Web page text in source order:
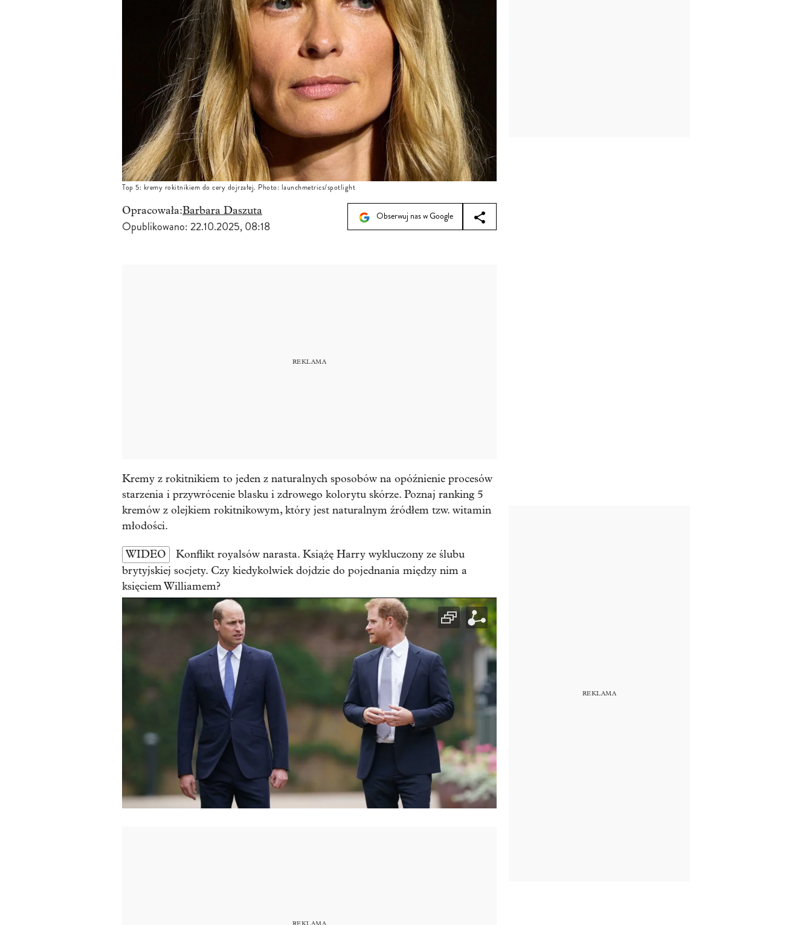
Top 5: kremy rokitnikiem do cery dojrzałej. Photo: launchmetrics/spotlight
Opracowała:Barbara Daszuta
Opublikowano:22.10.2025, 08:18
Obserwuj nas w Google
Kremy z rokitnikiem to jeden z naturalnych sposobów na opóźnienie procesów
starzenia i przywrócenie blasku i zdrowego kolorytu skórze. Poznaj ranking 5
kremów z olejkiem rokitnikowym, który jest naturalnym źródłem tzw. witamin
młodości.
WIDEO
Konflikt royalsów narasta. Książę Harry wykluczony ze ślubu
brytyjskiej socjety. Czy kiedykolwiek dojdzie do pojednania między nim a
księciem Williamem?